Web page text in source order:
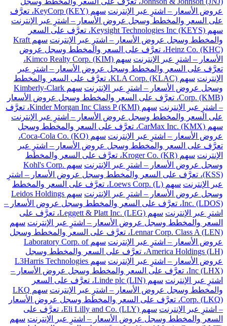
عروض الأسعار – اشترِ عبر الإنترنت
سهم KeyCorp (KEY)، تعرَّف
على السعر والمخطط وسجل عروض الأسعار – اشترِ عبر الإنترنت
سهم Keysight Technologies Inc (KEYS)، تعرَّف على السعر
والمخطط وسجل عروض الأسعار – اشترِ عبر الإنترنت
سهم Kraft
Heinz Co. (KHC)، تعرَّف على السعر والمخطط وسجل عروض
الأسعار – اشترِ عبر الإنترنت
سهم Kimco Realty Corp. (KIM)،
تعرَّف على السعر والمخطط وسجل عروض الأسعار – اشترِ عبر
الإنترنت
سهم KLA Corp. (KLAC)، تعرَّف على السعر والمخطط
وسجل عروض الأسعار – اشترِ عبر الإنترنت
سهم Kimberly-Clark
Corp. (KMB)، تعرَّف على السعر والمخطط وسجل عروض الأسعار
– اشترِ عبر الإنترنت
سهم Kinder Morgan Inc Class P (KMI)، تعرَّف
على السعر والمخطط وسجل عروض الأسعار – اشترِ عبر الإنترنت
سهم CarMax Inc. (KMX)، تعرَّف على السعر والمخطط وسجل
عروض الأسعار – اشترِ عبر الإنترنت
سهم Coca-Cola Co. (KO)،
تعرَّف على السعر والمخطط وسجل عروض الأسعار – اشترِ عبر
الإنترنت
سهم Kroger Co. (KR)، تعرَّف على السعر والمخطط
وسجل عروض الأسعار – اشترِ عبر الإنترنت
سهم Kohl's Corp.
(KSS)، تعرَّف على السعر والمخطط وسجل عروض الأسعار – اشترِ
عبر الإنترنت
سهم Loews Corp. (L)، تعرَّف على السعر والمخطط
وسجل عروض الأسعار – اشترِ عبر الإنترنت
سهم Leidos Holdings
Inc. (LDOS)، تعرَّف على السعر والمخطط وسجل عروض الأسعار –
اشترِ عبر الإنترنت
سهم Leggett & Platt Inc. (LEG)، تعرَّف على
السعر والمخطط وسجل عروض الأسعار – اشترِ عبر الإنترنت سهم
Lennar Corp. Class A (LEN)، تعرَّف على السعر والمخطط وسجل
عروض الأسعار – اشترِ عبر الإنترنت
سهم Laboratory Corp. of
America Holdings (LH)، تعرَّف على السعر والمخطط وسجل
عروض الأسعار – اشترِ عبر الإنترنت
سهم L3Harris Technologies
Inc (LHX)، تعرَّف على السعر والمخطط وسجل عروض الأسعار –
اشترِ عبر الإنترنت
سهم Linde plc (LIN)، تعرَّف على السعر
والمخطط وسجل عروض الأسعار – اشترِ عبر الإنترنت
سهم LKQ
Corp. (LKQ)، تعرَّف على السعر والمخطط وسجل عروض الأسعار
– اشترِ عبر الإنترنت
سهم Eli Lilly and Co. (LLY)، تعرَّف على
السعر والمخطط وسجل عروض الأسعار – اشترِ عبر الإنترنت سهم